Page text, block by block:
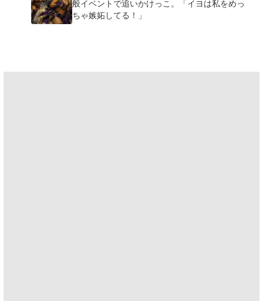
般イベントで追いかけっこ。「イヨは私をめっ
ちゃ嫉妬してる！」